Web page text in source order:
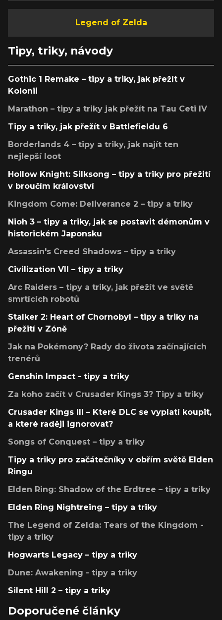
Legend of Zelda
Tipy, triky, návody
Gothic 1 Remake – tipy a triky, jak přežít v
Kolonii
Marathon – tipy a triky jak přežít na Tau Ceti IV
Tipy a triky, jak přežít v Battlefieldu 6
Borderlands 4 – tipy a triky, jak najít ten
nejlepší loot
Hollow Knight: Silksong – tipy a triky pro přežití
v broučím království
Kingdom Come: Deliverance 2 – tipy a triky
Nioh 3 – tipy a triky, jak se postavit démonům v
historickém Japonsku
Assassin's Creed Shadows – tipy a triky
Civilization VII – tipy a triky
Arc Raiders – tipy a triky, jak přežít ve světě
smrtících robotů
Stalker 2: Heart of Chornobyl – tipy a triky na
přežití v Zóně
Jak na Pokémony? Rady do života začínajících
trenérů
Genshin Impact - tipy a triky
Za koho začít v Crusader Kings 3? Tipy a triky
Crusader Kings III – Které DLC se vyplatí koupit,
a které raději ignorovat?
Songs of Conquest – tipy a triky
Tipy a triky pro začátečníky v obřím světě Elden
Ringu
Elden Ring: Shadow of the Erdtree – tipy a triky
Elden Ring Nightreing – tipy a triky
The Legend of Zelda: Tears of the Kingdom -
tipy a triky
Hogwarts Legacy – tipy a triky
Dune: Awakening - tipy a triky
Silent Hill 2 – tipy a triky
Doporučené články